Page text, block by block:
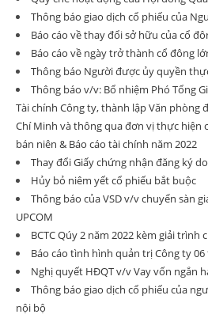
Thông báo giao dịch cổ phiếu của
Báo cáo về thay đổi sở hữu của cổ
Báo cáo về ngày trở thành cổ đông
Thông báo Người được ủy quyền
Thông báo v/v: Bổ nhiệm Phó Tổng
Tài chính Công ty, thành lập Văn phòng
Chí Minh và thông qua đơn vị thực hiện
bán niên & Báo cáo tài chính năm 2022
Thay đổi Giấy chứng nhận đăng ký
Hủy bỏ niêm yết cổ phiếu bắt buộc
Thông báo của VSD v/v chuyển sàn
UPCOM
BCTC Qúy 2 năm 2022 kèm giải trình
Báo cáo tình hình quản trị Công ty
Nghị quyết HĐQT v/v Vay vốn ngắn
Thông báo giao dịch cổ phiếu của
nội bộ